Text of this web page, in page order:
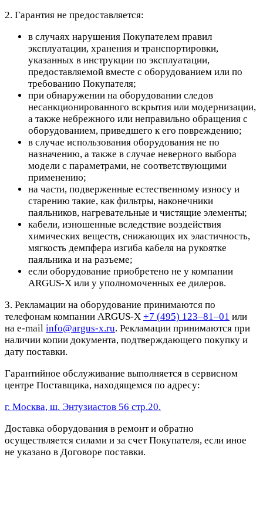
2. Гарантия не предоставляется:
в случаях нарушения Покупателем правил
эксплуатации, хранения и транспортировки,
указанных в инструкции по эксплуатации,
предоставляемой вместе с оборудованием или по
требованию Покупателя;
при обнаружении на оборудовании следов
несанкционированного вскрытия или модернизации,
а также небрежного или неправильно обращения с
оборудованием, приведшего к его повреждению;
в случае использования оборудования не по
назначению, а также в случае неверного выбора
модели с параметрами, не соответствующими
применению;
на части, подверженные естественному износу и
старению такие, как фильтры, наконечники
паяльников, нагревательные и чистящие элементы;
кабели, изношенные вследствие воздействия
химических веществ, снижающих их эластичность,
мягкость демпфера изгиба кабеля на рукоятке
паяльника и на разъеме;
если оборудование приобретено не у компании
ARGUS-X или у уполномоченных ее дилеров.
3. Рекламации на оборудование принимаются по
телефонам компании ARGUS-X +7 (495) 123–81–01 или
на e-mail info@argus-x.ru. Рекламации принимаются при
наличии копии документа, подтверждающего покупку и
дату поставки.
Гарантийное обслуживание выполняется в сервисном
центре Поставщика, находящемся по адресу:
г. Москва, ш. Энтузиастов 56 стр.20.
Доставка оборудования в ремонт и обратно
осуществляется силами и за счет Покупателя, если иное
не указано в Договоре поставки.